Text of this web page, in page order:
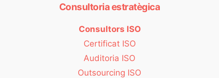
Consultoria estratègica
Consultors ISO
Certificat ISO
Auditoria ISO
Outsourcing ISO